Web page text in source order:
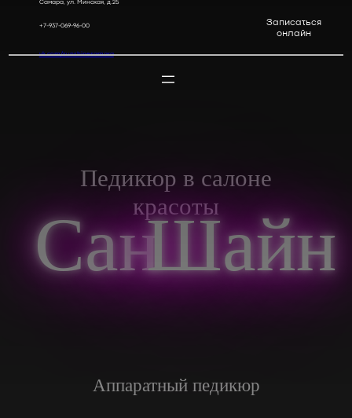
содержимому
Самара, ул. Минская, д.25
+7-937-069-96-00
vk.com/sunshinesamara
Записаться
онлайн
Педикюр в салоне
красоты
Аппаратный педикюр